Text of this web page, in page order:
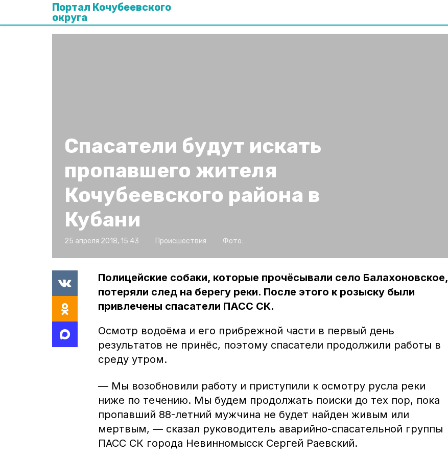
Портал Кочубеевского
округа
Спасатели будут искать
пропавшего жителя
Кочубеевского района в
Кубани
25 апреля 2018, 15:43 Происшествия Фото:
Полицейские собаки, которые прочёсывали село Балахоновское,
потеряли след на берегу реки. После этого к розыску были
привлечены спасатели ПАСС СК.
Осмотр водоёма и его прибрежной части в первый день
результатов не принёс, поэтому спасатели продолжили работы в
среду утром.
— Мы возобновили работу и приступили к осмотру русла реки
ниже по течению. Мы будем продолжать поиски до тех пор, пока
пропавший 88-летний мужчина не будет найден живым или
мертвым, — сказал руководитель аварийно-спасательной группы
ПАСС СК города Невинномысск Сергей Раевский.